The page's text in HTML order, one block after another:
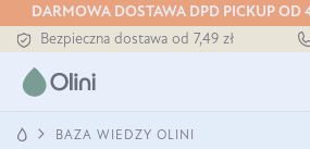
DARMOWA DOSTAWA DPD PICKUP OD
Tłoczony zawsze na zimno
Bezpieczna dostawa od 7,49 zł
Tłoczony zawsze na zimno
BAZA WIEDZY OLINI